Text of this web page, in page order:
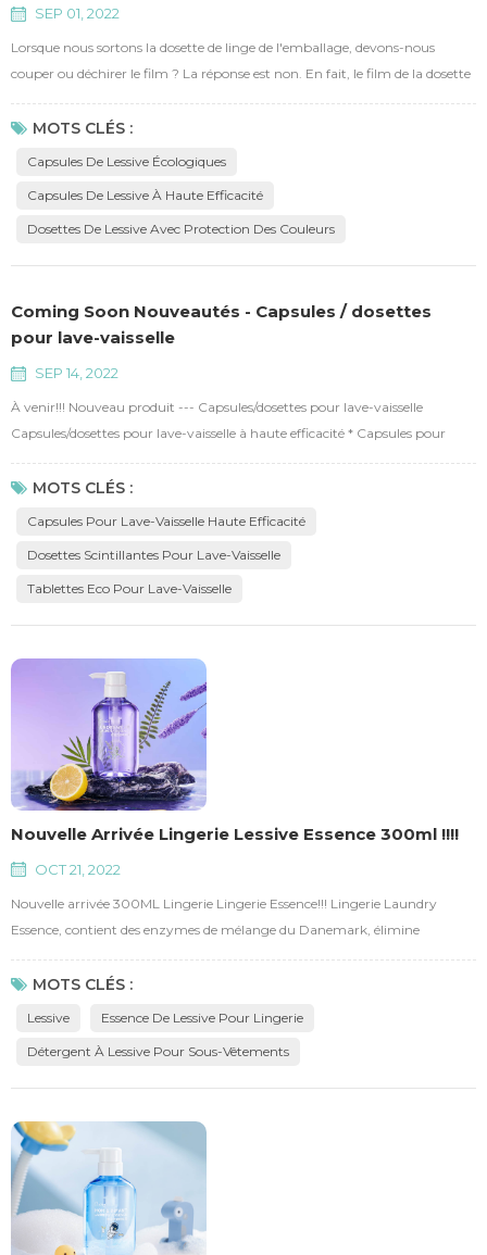
SEP 01, 2022
Lorsque nous sortons la dosette de linge de l'emballage, devons-nous
couper ou déchirer le film ? La réponse est non. En fait, le film de la dosette
de lessive est un film soluble dans l'eau, qui se dissout lorsqu'il rencontre de
l'eau, par conséquent, il vous suffira de jeter la dosette de lessive dans la
machine à laver. Ok, notre problème est-il résolu ? De toute évidence, non.
MOTS CLÉS :
Capsules De Lessive Écologiques
Capsules De Lessive À Haute Efficacité
Dosettes De Lessive Avec Protection Des Couleurs
Coming Soon Nouveautés - Capsules / dosettes
pour lave-vaisselle
SEP 14, 2022
À venir!!! Nouveau produit --- Capsules/dosettes pour lave-vaisselle
Capsules/dosettes pour lave-vaisselle à haute efficacité * Capsules pour
lave-vaisselle tout-en-un : dissolution rapide, forte élimination des taches,
sans phosphore, sans résidu alcalin, moins de dépôt de sédiments et effet
MOTS CLÉS :
Capsules Pour Lave-Vaisselle Haute Efficacité
Dosettes Scintillantes Pour Lave-Vaisselle
Tablettes Eco Pour Lave-Vaisselle
Nouvelle Arrivée Lingerie Lessive Essence 300ml !!!!
OCT 21, 2022
Nouvelle arrivée 300ML Lingerie Lingerie Essence!!! Lingerie Laundry
Essence, contient des enzymes de mélange du Danemark, élimine
taux d'élimination des bactéries et des acariens. Facteurs d'adoucissement
MOTS CLÉS :
Lessive Essence De Lessive Pour Lingerie
Détergent À Lessive Pour Sous-Vêtements